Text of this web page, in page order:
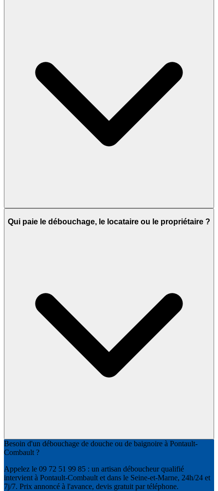
Qui paie le débouchage, le locataire ou le propriétaire ?
Besoin d'un débouchage de douche ou de baignoire à Pontault-
Combault ?
Appelez le 09 72 51 99 85 : un artisan déboucheur qualifié
intervient à Pontault-Combault et dans le Seine-et-Marne, 24h/24 et
7j/7. Prix annoncé à l'avance, devis gratuit par téléphone.